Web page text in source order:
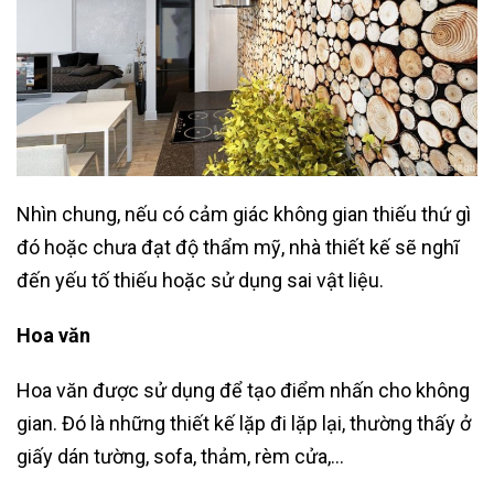
Nhìn chung, nếu có cảm giác không gian thiếu thứ gì
đó hoặc chưa đạt độ thẩm mỹ, nhà thiết kế sẽ nghĩ
đến yếu tố thiếu hoặc sử dụng sai vật liệu.
Hoa văn
Hoa văn được sử dụng để tạo điểm nhấn cho không
gian. Đó là những thiết kế lặp đi lặp lại, thường thấy ở
giấy dán tường, sofa, thảm, rèm cửa,…